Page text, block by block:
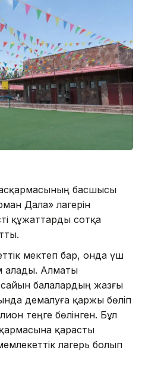
басшысы
Дала» лагерін
құжаттарды сотқа
мектеп бар, онда үш
алады. Алматы
сайын балалардың жазғы
демалуға қаржы бөліп
теңге бөлінген. Бұл
қарасты
лагерь болып